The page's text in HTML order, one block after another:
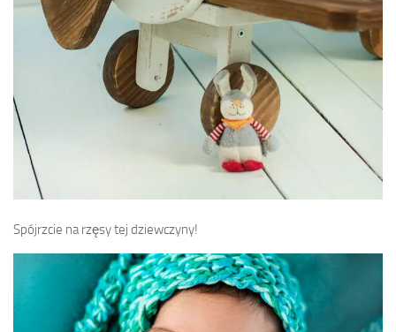
Spójrzcie na rzęsy tej dziewczyny!